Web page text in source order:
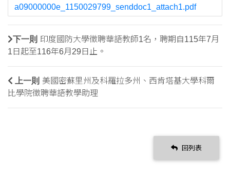
a09000000e_1150029799_senddoc1_attach1.pdf
下一則 印度國防大學徵聘華語教師1名，聘期自115年7月
1日起至116年6月29日止。
上一則 美國密蘇里州及科羅拉多州、西肯塔基大學科爾
比學院徵聘華語教學助理
回列表